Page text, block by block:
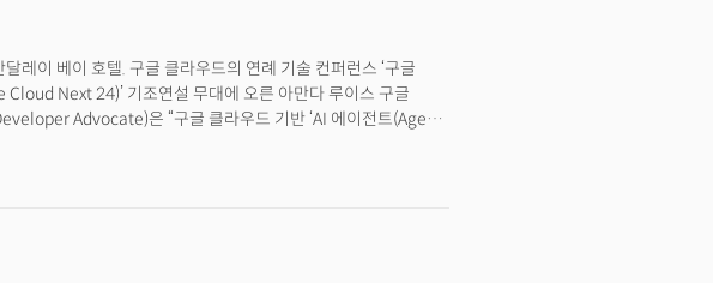
레이 베이 호텔. 구글 클라우드의 연례 기술 컨퍼런스 ‘구글
Next 24)’ 기조연설 무대에 오른 아만다 루이스 구글
Advocate)은 “구글 클라우드 기반 ‘AI 에이전트(Agent,